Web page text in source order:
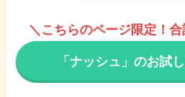
＼こちらのページ限定！
「ナッシュ」のお試